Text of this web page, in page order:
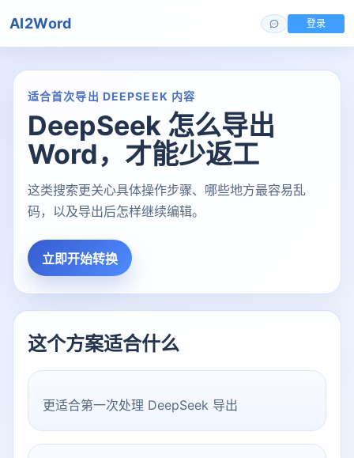
AI2Word 登录
适合首次导出 DEEPSEEK 内容
DeepSeek 怎么导出
Word，才能少返工
这类搜索更关心具体操作步骤、哪些地方最容易乱
码，以及导出后怎样继续编辑。
立即开始转换
这个方案适合什么
更适合第一次处理 DeepSeek 导出